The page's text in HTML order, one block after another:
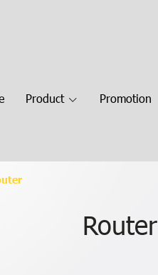
Product Promotion
Router